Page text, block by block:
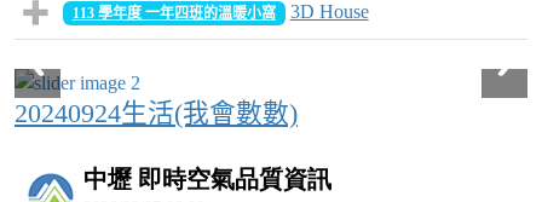
113 學年度 一年四班的溫暖小窩 3D House
20240924生活(我會數數)